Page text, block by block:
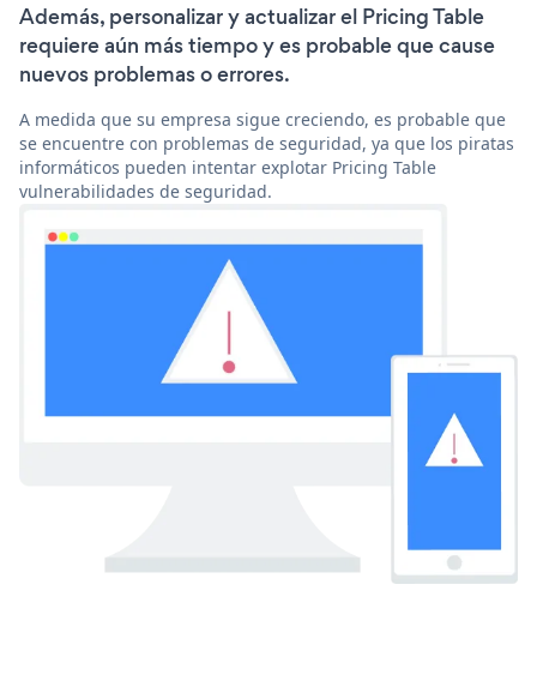
Además, personalizar y actualizar el Pricing Table
requiere aún más tiempo y es probable que cause
nuevos problemas o errores.
A medida que su empresa sigue creciendo, es probable que
se encuentre con problemas de seguridad, ya que los piratas
informáticos pueden intentar explotar Pricing Table
vulnerabilidades de seguridad.